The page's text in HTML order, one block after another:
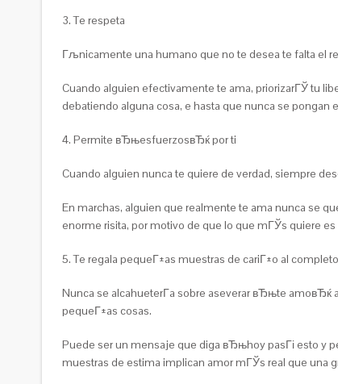
3. Te respeta
Гљnicamente una humano que no te desea te falta el
Cuando alguien efectivamente te ama, priorizarГЎ tu
debatiendo alguna cosa, e hasta que nunca se pongan
4. Permite вЂњesfuerzosвЂќ por ti
Cuando alguien nunca te quiere de verdad, siempre
En marchas, alguien que realmente te ama nunca se
enorme risita, por motivo de que lo que mГЎs quiere
5. Te regala pequeГ±as muestras de cariГ±o al
Nunca se alcahueterГ­a sobre aseverar вЂњte amoвЂќ
pequeГ±as cosas.
Puede ser un mensaje que diga вЂњhoy pasГі esto y
muestras de estima implican amor mГЎs real que una